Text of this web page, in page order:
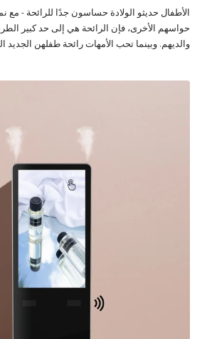
الأطفال حديثو الولادة حساسون جدًا للرائحة -
حواسهم الأخرى، فإن الرائحة هي إلى حد كبير
والديهم. وبينما تحب الأمهات رائحة طفلهن الجديد